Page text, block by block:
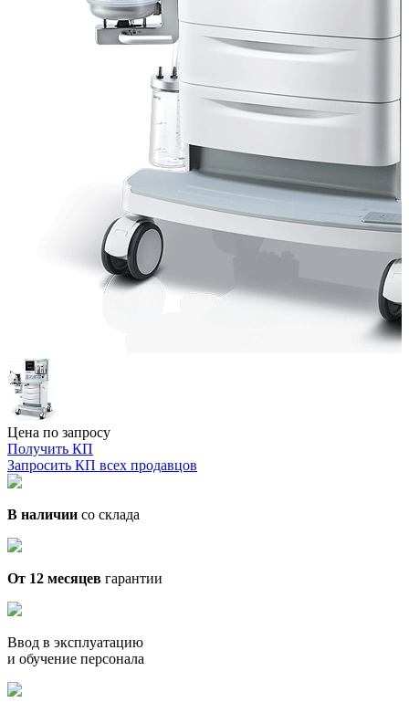
Цена по запросу
Получить КП
Запросить КП всех продавцов
В наличии со склада
От 12 месяцев гарантии
Ввод в эксплуатацию
и обучение персонала